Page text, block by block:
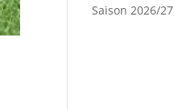
Saison 2026/27